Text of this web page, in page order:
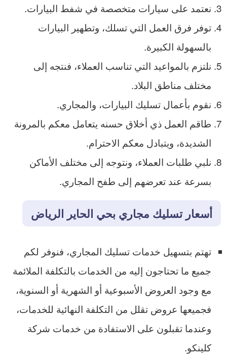
نعتمد على سيارات متخصصة في شفط البيارات.
توفر فرق العمل التي تسلك، وتطهير البيارات
بالسهولة الكبيرة.
نلتزم بالمواعيد التي تناسب العملاء، فنتجه إلى
مختلف مناطق البلاد.
نقوم بأعمال تسليك البيارات، والمجاري.
طاقم العمل ذي أخلاق حسنه يتعامل معكم بالمرونة
الشديدة، ويتبادل معكم الاحترام.
نلبي طلبات العملاء، ونتوجه إلى مختلف الأماكن
بسرعة عند تعرضهم إلى طفح المجاري.
أسعار تسليك مجاري بحي الحاير الرياض
تهتم بتسهيل خدمات تسليك المجاري، فنوفر لكم
جميع ما تحتاجون إليه من الخدمات بالتكلفة الملائمة
مع وجود العروض الأسبوعية أو الشهرية أو السنوية،
فجميعها عروض تقلل من التكلفة النهائية للخدمات،
وعندما تقبلون على الاستفادة من خدمات شركة
كلينكو.